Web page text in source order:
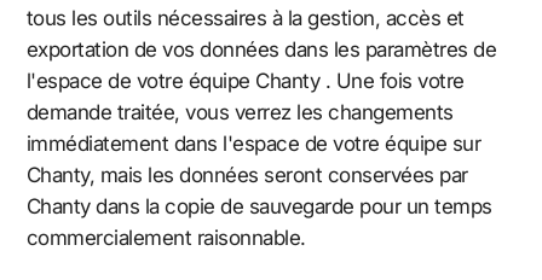
tous les outils nécessaires à la gestion, accès et
exportation de vos données dans les paramètres de
l'espace de votre équipe Chanty . Une fois votre
demande traitée, vous verrez les changements
immédiatement dans l'espace de votre équipe sur
Chanty, mais les données seront conservées par
Chanty dans la copie de sauvegarde pour un temps
commercialement raisonnable.